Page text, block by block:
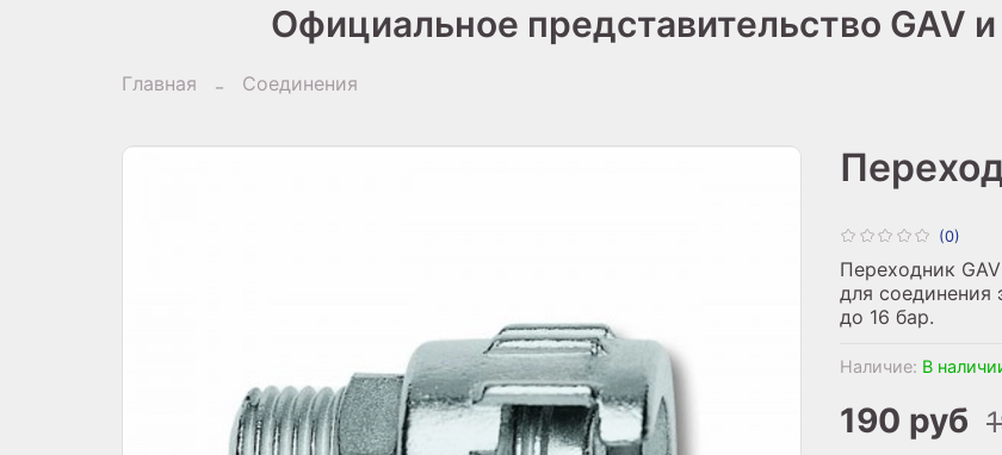
Официальное представительство GAV
Главная Соединения
(0)
Наличие: В
190 руб
Переходник
для соединения
до 16 бар.